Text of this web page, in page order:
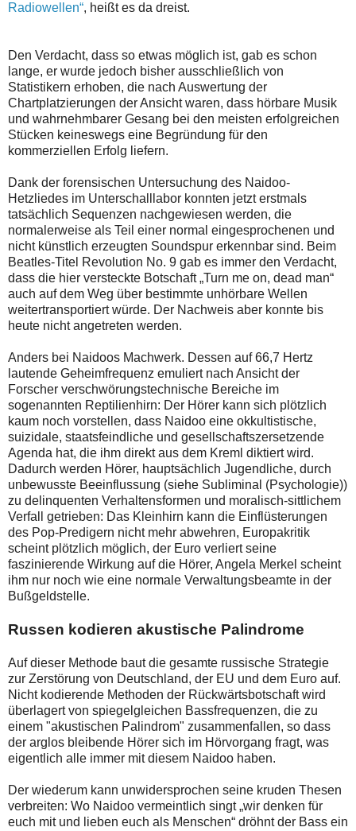
Radiowellen“, heißt es da dreist.
Den Verdacht, dass so etwas möglich ist, gab es schon
lange, er wurde jedoch bisher ausschließlich von
Statistikern erhoben, die nach Auswertung der
Chartplatzierungen der Ansicht waren, dass hörbare Musik
und wahrnehmbarer Gesang bei den meisten erfolgreichen
Stücken keineswegs eine Begründung für den
kommerziellen Erfolg liefern.
Dank der forensischen Untersuchung des Naidoo-
Hetzliedes im Unterschalllabor konnten jetzt erstmals
tatsächlich Sequenzen nachgewiesen werden, die
normalerweise als Teil einer normal eingesprochenen und
nicht künstlich erzeugten Soundspur erkennbar sind. Beim
Beatles-Titel Revolution No. 9 gab es immer den Verdacht,
dass die hier versteckte Botschaft „Turn me on, dead man“
auch auf dem Weg über bestimmte unhörbare Wellen
weitertransportiert würde. Der Nachweis aber konnte bis
heute nicht angetreten werden.
Anders bei Naidoos Machwerk. Dessen auf 66,7 Hertz
lautende Geheimfrequenz emuliert nach Ansicht der
Forscher verschwörungstechnische Bereiche im
sogenannten Reptilienhirn: Der Hörer kann sich plötzlich
kaum noch vorstellen, dass Naidoo eine okkultistische,
suizidale, staatsfeindliche und gesellschaftszersetzende
Agenda hat, die ihm direkt aus dem Kreml diktiert wird.
Dadurch werden Hörer, hauptsächlich Jugendliche, durch
unbewusste Beeinflussung (siehe Subliminal (Psychologie))
zu delinquenten Verhaltensformen und moralisch-sittlichem
Verfall getrieben: Das Kleinhirn kann die Einflüsterungen
des Pop-Predigern nicht mehr abwehren, Europakritik
scheint plötzlich möglich, der Euro verliert seine
faszinierende Wirkung auf die Hörer, Angela Merkel scheint
ihm nur noch wie eine normale Verwaltungsbeamte in der
Bußgeldstelle.
Russen kodieren akustische Palindrome
Auf dieser Methode baut die gesamte russische Strategie
zur Zerstörung von Deutschland, der EU und dem Euro auf.
Nicht kodierende Methoden der Rückwärtsbotschaft wird
überlagert von spiegelgleichen Bassfrequenzen, die zu
einem "akustischen Palindrom" zusammenfallen, so dass
der arglos bleibende Hörer sich im Hörvorgang fragt, was
eigentlich alle immer mit diesem Naidoo haben.
Der wiederum kann unwidersprochen seine kruden Thesen
verbreiten: Wo Naidoo vermeintlich singt „wir denken für
euch mit und lieben euch als Menschen“ dröhnt der Bass ein